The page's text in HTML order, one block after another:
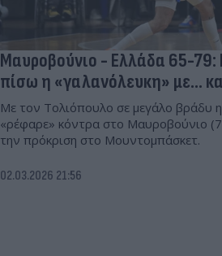
Μαυροβούνιο - Ελλάδα 65-79:
πίσω η «γαλανόλευκη» με...
Με τον Τολιόπουλο σε μεγάλο βράδυ
«ρέφαρε» κόντρα στο Μαυροβούνιο
την πρόκριση στο Μουντομπάσκετ.
02.03.2026 21:56